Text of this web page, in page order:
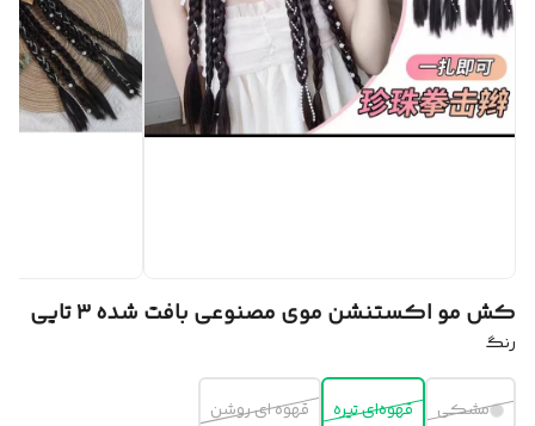
کش مو اکستنشن موی مصنوعی بافت شده ۳ تایی
رنگ
مشکی قهوه‌ای تیره قهوه ای روشن